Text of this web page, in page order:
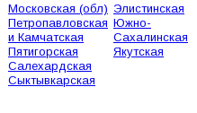
Московская (обл)
Петропавловская
и Камчатская
Пятигорская
Салехардская
Сыктывкарская
Элистинская
Южно-
Сахалинская
Якутская